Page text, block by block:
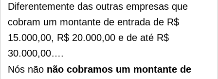
Diferentemente das outras empresas que
cobram um montante de entrada de R$
15.000,00, R$ 20.000,00 e de até R$
30.000,00….
Nós não não cobramos um montante de